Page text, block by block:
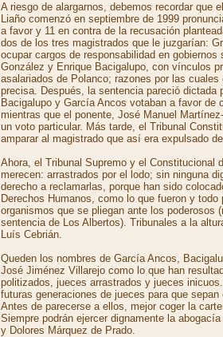
A riesgo de alargarnos, debemos recordar que
Liaño comenzó en septiembre de 1999
a favor y 11 en contra de la recusación
dos de los tres magistrados que le juzgarían:
ocupar cargos de responsabilidad en
González y Enrique Bacigalupo, con vínculos
asalariados de Polanco; razones por las
precisa. Después, la sentencia pareció dictada
Bacigalupo y García Ancos votaban a favor de
mientras que el ponente, José Manuel
un voto particular. Más tarde, el Tribunal
amparar al magistrado que así era expulsado
Ahora, el Tribunal Supremo y el Constitucional
merecen: arrastrados por el lodo; sin ninguna
derecho a reclamarlas, porque han sido
Derechos Humanos, como lo que fueron y
organismos que se pliegan ante los poderosos
sentencia de Los Albertos). Tribunales a la
Luís Cebrián.
Queden los nombres de García Ancos,
José Jiménez Villarejo como lo que han
politizados, jueces arrastrados y jueces
futuras generaciones de jueces para que sepan
Antes de parecerse a ellos, mejor coger la
Siempre podrán ejercer dignamente la
y Dolores Márquez de Prado.